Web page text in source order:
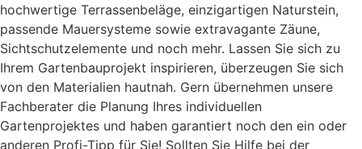
hochwertige Terrassenbeläge, einzigartigen Naturstein,
passende Mauersysteme sowie extravagante Zäune,
Sichtschutzelemente und noch mehr. Lassen Sie sich zu
Ihrem Gartenbauprojekt inspirieren, überzeugen Sie sich
von den Materialien hautnah. Gern übernehmen unsere
Fachberater die Planung Ihres individuellen
Gartenprojektes und haben garantiert noch den ein oder
anderen Profi-Tipp für Sie! Sollten Sie Hilfe bei der